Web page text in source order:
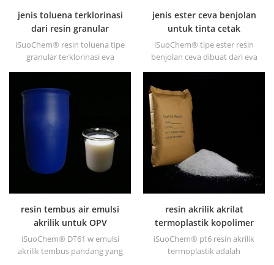
jenis toluena terklorinasi
dari resin granular
iSuoChem® resin toluena tipe
granular terklorinasi eva
dalam pelarut organik seperti
jenis ester ceva benjolan
untuk tinta cetak
iSuoChem® tipe ester resin
benjolan ceva dibuat dari eva
organik seperti toluena, ester,
resin tembus air emulsi
akrilik untuk OPV
iSuoChem® DT61 w emulsi
akrilik tembus pandang yang
resin akrilik akrilat
termoplastik kopolimer
iSuoChem® pt6 resin akrilik
termoplastik adalah